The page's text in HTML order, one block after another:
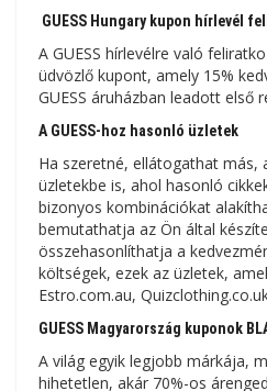
GUESS Hungary kupon hírlevél
A GUESS hírlevélre való
üdvözlő kupont, amely 15%
GUESS áruházban leadott első
A GUESS-hoz hasonló üzletek
Ha szeretné, ellátogathat más,
üzletekbe is, ahol hasonló
bizonyos kombinációkat
bemutathatja az Ön által
összehasonlíthatja a
költségek, ezek az üzletek,
Estro.com.au,
GUESS Magyarország kuponok
A világ egyik legjobb márkája,
hihetetlen, akár 70%-os